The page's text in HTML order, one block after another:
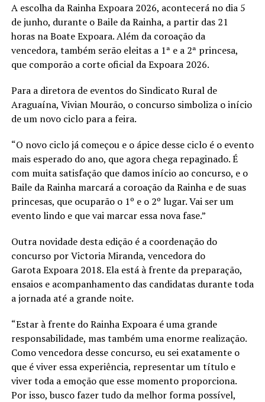
A escolha da Rainha Expoara 2026, acontecerá no dia 5
de junho, durante o Baile da Rainha, a partir das 21
horas na Boate Expoara. Além da coroação da
vencedora, também serão eleitas a 1ª e a 2ª princesa,
que comporão a corte oficial da Expoara 2026.
Para a diretora de eventos do Sindicato Rural de
Araguaína, Vivian Mourão, o concurso simboliza o início
de um novo ciclo para a feira.
“O novo ciclo já começou e o ápice desse ciclo é o evento
mais esperado do ano, que agora chega repaginado. É
com muita satisfação que damos início ao concurso, e o
Baile da Rainha marcará a coroação da Rainha e de suas
princesas, que ocuparão o 1º e o 2º lugar. Vai ser um
evento lindo e que vai marcar essa nova fase.”
Outra novidade desta edição é a coordenação do
concurso por Victoria Miranda, vencedora do
Garota Expoara 2018. Ela está à frente da preparação,
ensaios e acompanhamento das candidatas durante toda
a jornada até a grande noite.
“Estar à frente do Rainha Expoara é uma grande
responsabilidade, mas também uma enorme realização.
Como vencedora desse concurso, eu sei exatamente o
que é viver essa experiência, representar um título e
viver toda a emoção que esse momento proporciona.
Por isso, busco fazer tudo da melhor forma possível,